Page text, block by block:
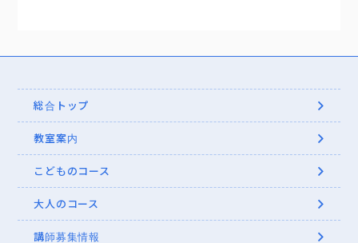
総合トップ
教室案内
こどものコース
大人のコース
講師募集情報